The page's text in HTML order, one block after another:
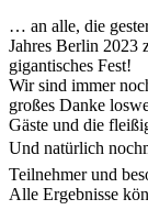
… an alle, die
Jahres Berlin 2023
gigantisches Fest!
Wir sind immer
großes Danke
Gäste und die
Und natürlich
Teilnehmer und
Alle Ergebnisse